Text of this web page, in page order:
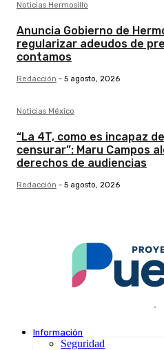
Noticias Hermosillo
Anuncia Gobierno de
regularizar adeudos de
contamos
Redacción - 5 agosto, 2026
Noticias México
“La 4T, como es incapaz
censurar”: Maru Campos
derechos de audiencias
Redacción - 5 agosto, 2026
.
Información
Seguridad